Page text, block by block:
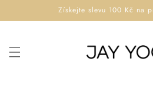
obsahu
Získejte slevu 100 Kč na